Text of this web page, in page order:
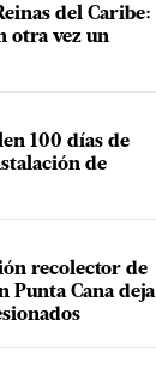
del Caribe:
otra vez un
100 días de
de
recolector de
Punta Cana deja